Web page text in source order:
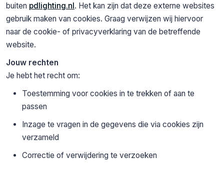
buiten pdlighting.nl. Het kan zijn dat deze externe websites
gebruik maken van cookies. Graag verwijzen wij hiervoor
naar de cookie- of privacyverklaring van de betreffende
website.
Jouw rechten
Je hebt het recht om:
Toestemming voor cookies in te trekken of aan te
passen
Inzage te vragen in de gegevens die via cookies zijn
verzameld
Correctie of verwijdering te verzoeken